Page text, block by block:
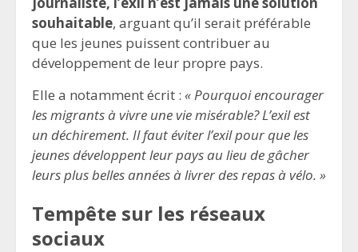
souhaitable, arguant qu’il serait préférable
que les jeunes puissent contribuer au
développement de leur propre pays.
Elle a notamment écrit : « Pourquoi encourager
les migrants à vivre une vie misérable? L’exil est
un déchirement. Il faut éviter l’exil pour que les
jeunes développent leur pays au lieu de gâcher
leurs plus belles années à livrer des repas à vélo. »
Tempête sur les réseaux
sociaux